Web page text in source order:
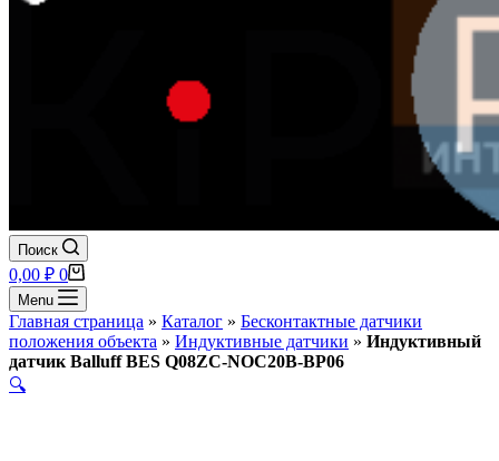
Поиск
Корзина
0,00 ₽ 0
Menu
Главная страница » Каталог » Бесконтактные датчики
положения объекта » Индуктивные датчики » Индуктивный
датчик Balluff BES Q08ZC-NOC20B-BP06
🔍